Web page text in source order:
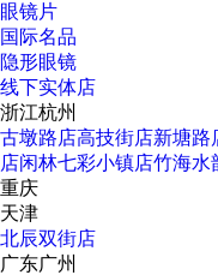
眼镜片
国际名品
隐形眼镜
线下实体店
浙江杭州
古墩路店高技街店新塘路
店闲林七彩小镇店竹海水
重庆
天津
北辰双街店
广东广州